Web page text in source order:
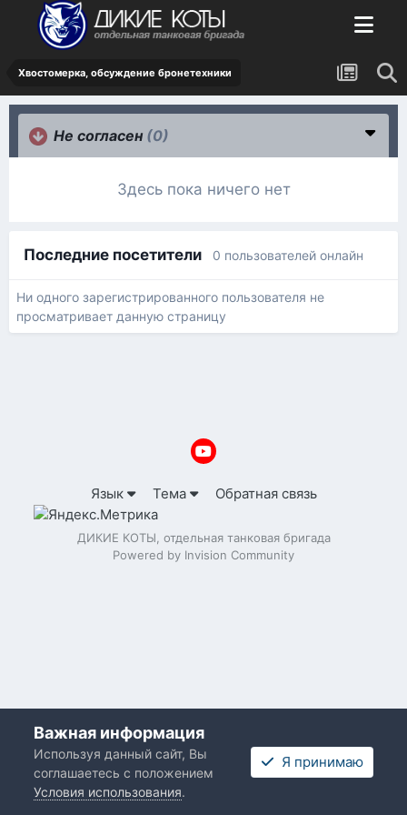
Хвостомерка, обсуждение бронетехники
Не согласен (0)
Здесь пока ничего нет
Последние посетители 0 пользователей онлайн
Ни одного зарегистрированного пользователя не
просматривает данную страницу
Язык Тема Обратная связь
ДИКИЕ КОТЫ, отдельная танковая бригада
Powered by Invision Community
Важная информация
Используя данный сайт, Вы
соглашаетесь с положением
Условия использования.
Я принимаю